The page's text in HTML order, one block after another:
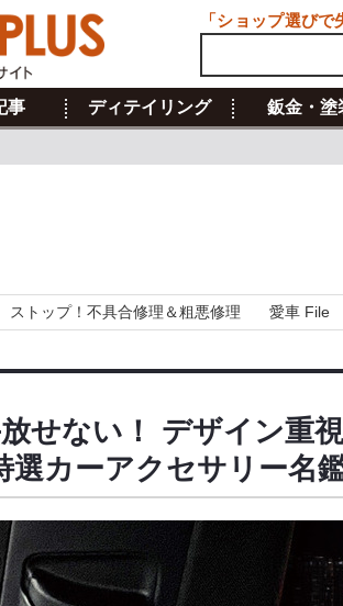
事 ディテイリング 鈑金・塗
ストップ！不具合修理＆粗悪修理 愛車 File
せない！ デザイン重
選カーアクセサリー名鑑
「ショップ選び